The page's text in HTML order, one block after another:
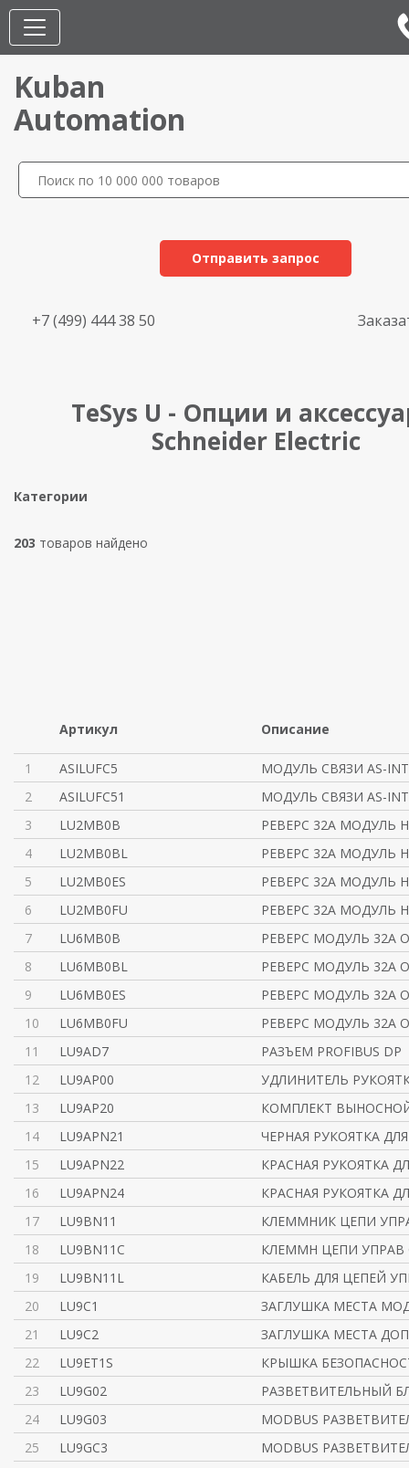
Kuban
Automation
Отправить запрос
+7 (499) 444 38 50
TeSys U - Опции и
Schneider Electric
Категории
203 товаров найдено
Артикул Описание
1 ASILUFC5
МОДУЛЬ СВЯЗИ AS-
2
ASILUFC51
МОДУЛЬ СВЯЗИ AS-
3
LU2MB0B
РЕВЕРС 32A МОДУЛЬ
4
LU2MB0BL
РЕВЕРС 32A МОДУЛЬ
5
LU2MB0ES
РЕВЕРС 32A МОДУЛЬ
6
LU2MB0FU
РЕВЕРС 32A МОДУЛЬ
7
LU6MB0B
РЕВЕРС МОДУЛЬ 32А
8
LU6MB0BL
РЕВЕРС МОДУЛЬ 32А
9
LU6MB0ES
РЕВЕРС МОДУЛЬ 32А
10
LU6MB0FU
РЕВЕРС МОДУЛЬ 32А
11
LU9AD7
РАЗЪЕМ PROFIBUS DP
12
LU9AP00
УДЛИНИТЕЛЬ
13
LU9AP20
КОМПЛЕКТ
14
LU9APN21
ЧЕРНАЯ РУКОЯТКА ДЛЯ
15
LU9APN22
КРАСНАЯ РУКОЯТКА
16
LU9APN24
КРАСНАЯ РУКОЯТКА
17
LU9BN11
КЛЕММНИК ЦЕПИ
18
LU9BN11C
КЛЕММН ЦЕПИ УПРАВ
19
LU9BN11L
КАБЕЛЬ ДЛЯ ЦЕПЕЙ
20
LU9C1
ЗАГЛУШКА МЕСТА
21
LU9C2
ЗАГЛУШКА МЕСТА
22
LU9ET1S
КРЫШКА
23
LU9G02
РАЗВЕТВИТЕЛЬНЫЙ
24
LU9G03
MODBUS
25
LU9GC3
MODBUS